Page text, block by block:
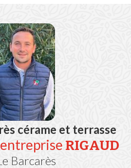
cérame et terrasse
RIGAUD
Barcarès